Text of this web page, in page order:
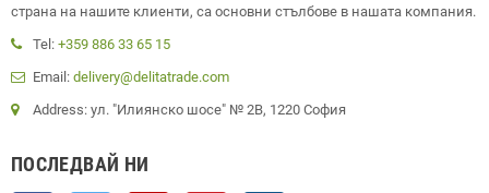
страна на нашите клиенти, са основни стълбове в нашата компания.
Tel: +359 886 33 65 15
Email: delivery@delitatrade.com
Address: ул. "Илиянско шосе" № 2В, 1220 София
ПОСЛЕДВАЙ НИ